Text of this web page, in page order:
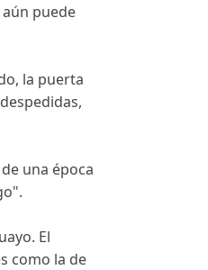
puede
la puerta
una época
El
como la de